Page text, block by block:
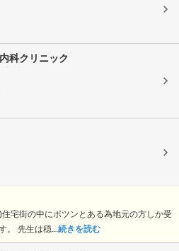
科クリニック
宅街の中にポツンとある為地元の方しか受
。 先生は穏...続きを読む